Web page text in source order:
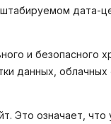
дата-
и безопасного
данных,
Это означает,